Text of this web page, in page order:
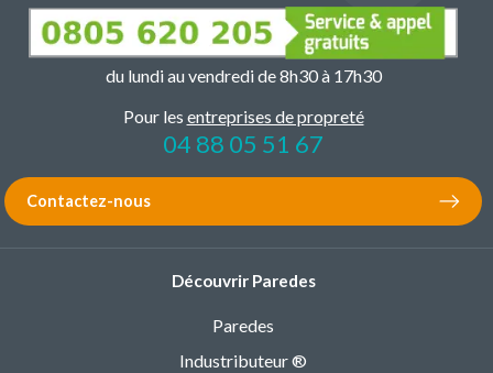
du lundi au vendredi de 8h30 à 17h30
Pour les entreprises de propreté
04 88 05 51 67
Contactez-nous
Découvrir Paredes
Paredes
Industributeur ®